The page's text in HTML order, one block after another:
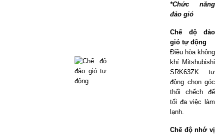
*Chức năng
đảo gió
Chế độ đảo
gió tự động
Điều hòa không
khí Mitshubishi
SRK63ZK tự
động chọn góc
thổi chếch để
tối đa việc làm
lạnh.
Chế độ nhớ vị